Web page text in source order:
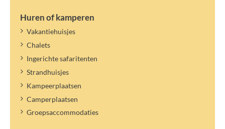
Huren of kamperen
Vakantiehuisjes
Chalets
Ingerichte safaritenten
Strandhuisjes
Kampeerplaatsen
Camperplaatsen
Groepsaccommodaties